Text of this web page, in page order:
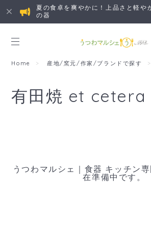
夏の食卓を爽やかに！上品さと軽や
の器
Home 産地/窯元/作家/ブランドで探す
有田焼 et cetera
うつわマルシェ｜食器 キッチン
在準備中です。